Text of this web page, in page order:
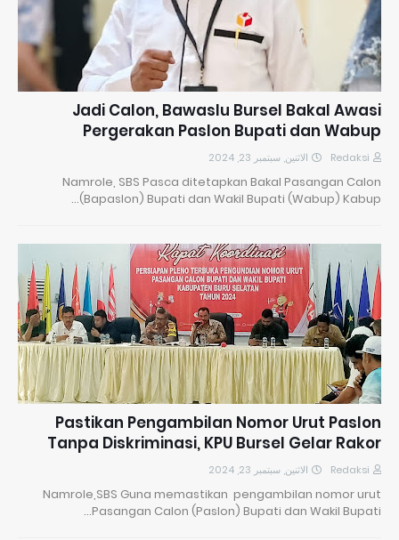
Jadi Calon, Bawaslu Bursel Bakal Awasi
Pergerakan Paslon Bupati dan Wabup
Redaksi الاثنين, سبتمبر 23, 2024
Namrole, SBS Pasca ditetapkan Bakal Pasangan Calon
(Bapaslon) Bupati dan Wakil Bupati (Wabup) Kabup…
Pastikan Pengambilan Nomor Urut Paslon
Tanpa Diskriminasi, KPU Bursel Gelar Rakor
Redaksi الاثنين, سبتمبر 23, 2024
Namrole,SBS Guna memastikan pengambilan nomor urut
Pasangan Calon (Paslon) Bupati dan Wakil Bupati…